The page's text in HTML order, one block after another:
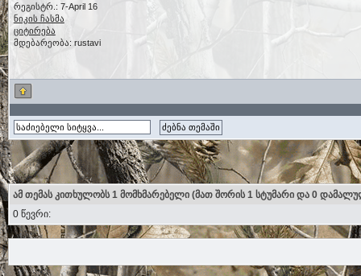
რეგისტრ.: 7-April 16
ნიკის ჩასმა
ციტირება
მდებარეობა: rustavi
ამ თემას კითხულობს 1 მომხმარებელი (მათ შორის 1 სტუმარი და 0
0 წევრი: